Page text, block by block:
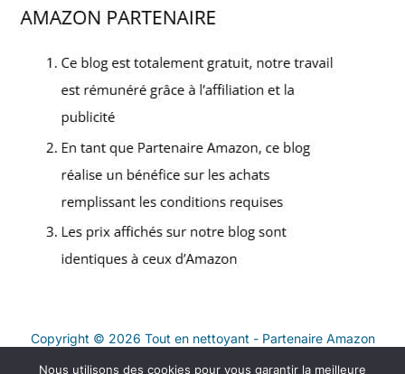
Copyright © 2026 Tout en nettoyant - Partenaire Amazon
Contact
Nous utilisons des cookies pour vous garantir la meilleure